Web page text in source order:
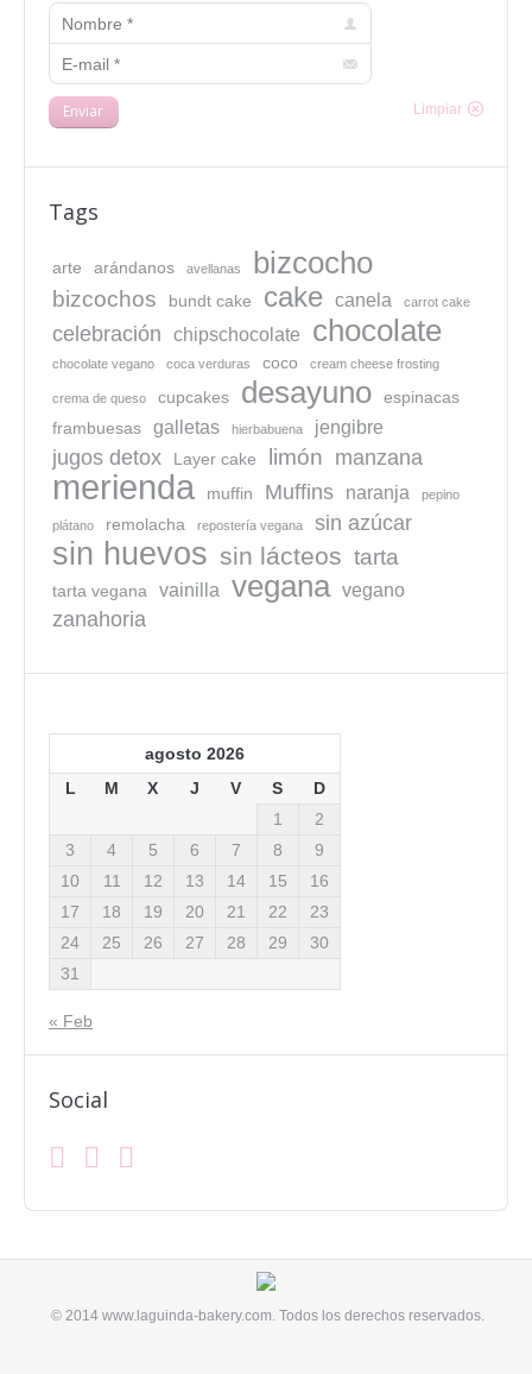
Nombre *
E-mail *
Enviar Limpiar
Tags
arte arándanos avellanas bizcocho
bizcochos bundt cake cake canela carrot cake
celebración chipschocolate chocolate
chocolate vegano coca verduras coco cream cheese frosting
crema de queso cupcakes desayuno
espinacas
frambuesas
galletas hierbabuena jengibre
jugos detox Layer cake limón manzana
merienda muffin Muffins naranja pepino
plátano remolacha repostería vegana sin azúcar
sin huevos sin lácteos tarta
tarta vegana vainilla vegana vegano
zanahoria
agosto 2026
L
M X J V S
D
1
2
3
4 5 6 7 8
9
10
11 12 13 14 15
16
17
18 19 20 21 22
23
24
25 26 27 28 29
30
31
« Feb
Social
Facebook
Instagram
© 2014 www.laguinda-bakery.com. Todos los derechos reservados.